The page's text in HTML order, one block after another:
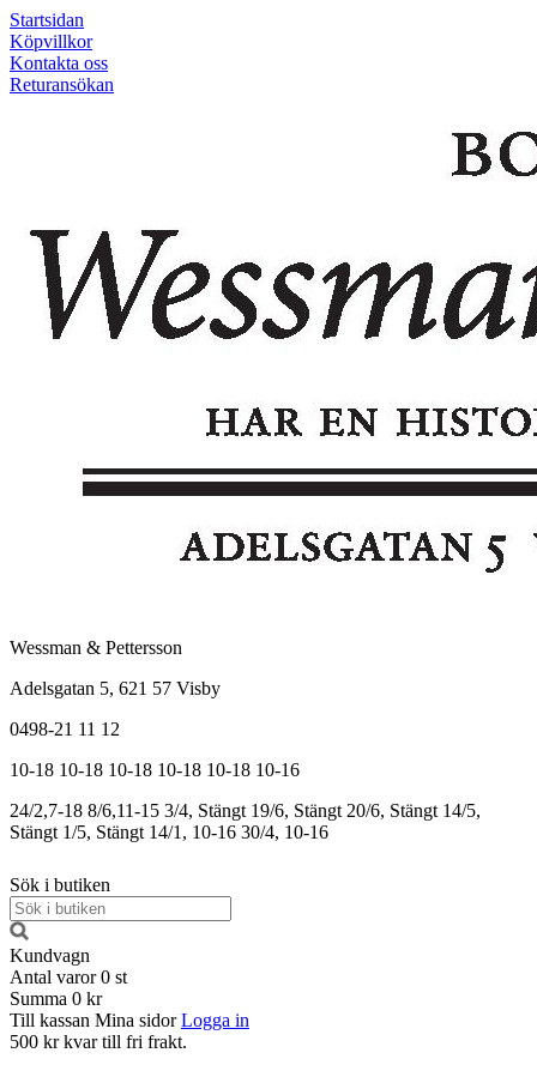
Startsidan
Köpvillkor
Kontakta oss
Returansökan
Wessman & Pettersson
Adelsgatan 5, 621 57 Visby
0498-21 11 12
10-18 10-18 10-18 10-18 10-18 10-16
24/2,7-18 8/6,11-15 3/4, Stängt 19/6, Stängt 20/6, Stängt 14/5,
Stängt 1/5, Stängt 14/1, 10-16 30/4, 10-16
Sök i butiken
Kundvagn
Antal varor 0 st
Summa 0 kr
Till kassan Mina sidor Logga in
500 kr kvar till fri frakt.